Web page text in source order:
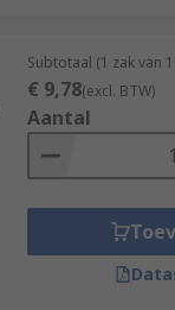
Subtotaal (1 zak van
€ 9,78(excl. BTW)
Aantal